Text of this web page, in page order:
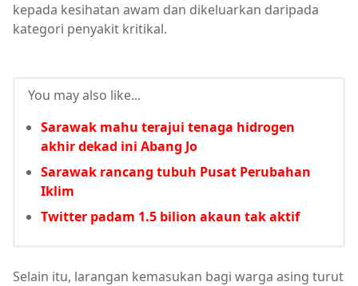
kepada kesihatan awam dan dikeluarkan daripada
kategori penyakit kritikal.
You may also like...
Sarawak mahu terajui tenaga hidrogen
akhir dekad ini Abang Jo
Sarawak rancang tubuh Pusat Perubahan
Iklim
Twitter padam 1.5 bilion akaun tak aktif
Selain itu, larangan kemasukan bagi warga asing turut